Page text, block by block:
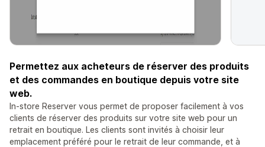
Permettez aux acheteurs de réserver des produits
et des commandes en boutique depuis votre site
web.
In-store Reserver vous permet de proposer facilement à vos
clients de réserver des produits sur votre site web pour un
retrait en boutique. Les clients sont invités à choisir leur
emplacement préféré pour le retrait de leur commande, et à